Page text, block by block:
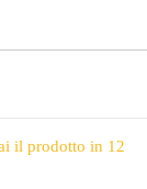
il prodotto in 12